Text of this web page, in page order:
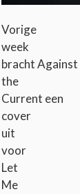
Vorige
week
bracht Against
the
Current een
cover
uit
voor
Let
Me